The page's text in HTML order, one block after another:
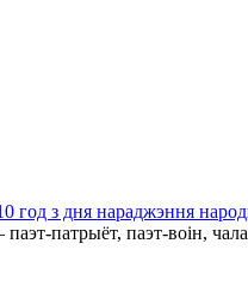
год з дня нараджэння
патрыёт, паэт-воін,